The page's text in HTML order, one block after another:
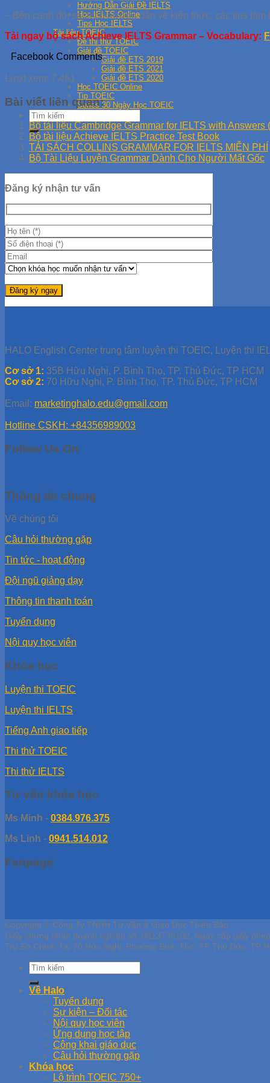
Hướng Dẫn Giải Đề IELTS
Học IELTS Online
Tips Học IELTS
Tài liệu TOEIC
Đề thi thử TOEIC
Giải đề TOEIC
Giải đề ETS 2019
Giải đề ETS 2021
Giải đề ETS 2020
Học TOEIC Online
Tip TOEIC
Series 30 Ngày Học TOEIC
– Bên cạnh đó, sách có hướng dẫn về kiến thức, các tips
Tải ngay bộ sách Achieve IELTS Grammar – Vocabulary:
Facebook Comments
Lượt xem: 7.461
Bài viết liên quan:
Bộ tài liệu Cambridge Grammar for IELTS with Answers
Bộ tài liệu Achieve IELTS Practice Test Book
TẢI SÁCH COLLINS GRAMMAR FOR IELTS MIỄN PHÍ
Bộ Tài Liệu Luyện Grammar Dành Cho Người Mất Gốc
Đăng ký nhận tư vấn
HALO English Center trung tâm luyện thi TOEIC, Luyện thi
Cơ sở 1: 35B Hữu Nghị, P. Bình Thọ, TP. Thủ Đức, TP HCM
Cơ sở 2: 70 Hữu Nghị, P. Bình Thọ, TP. Thủ Đức, TP HCM
Email: marketinghalo.edu@gmail.com
Hotline CSKH: +84356989003
Follow Us On
Thông tin chung
Về chúng tôi
Câu hỏi thường gặp
Tin tức - hoạt động
Đội ngũ giảng dạy
Thông tin thanh toán
Tuyển dụng
Nội quy học viên
Khóa học
Luyện thi TOEIC
Luyện thi IELTS
Tiếng Anh giao tiếp
Thi thử TOEIC
Thi thử IELTS
Tư vấn khóa học
Ms Minh - 0384.976.375
Ms Linh - 0941.514.012
Fanpage
Copyright © Công Ty TNHH Tư Vấn & Giáo Dục Thiên Bảo
Giấy chứng nhận doanh nghiệp số: 0313739102, Ngày cấp giấy
Trụ Sở Chính Tại 70 Hữu Nghị, Phường Bình Thọ, TP Thủ Đức, TP
Về Halo
Tuyển dụng
Sự kiện – Đối tác
Nội quy học viên
Ứng dụng học tập
Công khai giáo dục
Câu hỏi thường gặp
Khóa học
Lộ trình TOEIC 750+